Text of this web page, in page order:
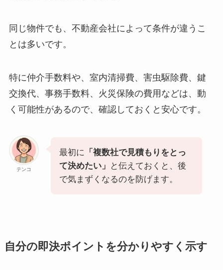
同じ物件でも、不動産会社によって条件が違うこ
とは多いです。
特に仲介手数料や、室内清掃費、害虫駆除費、鍵
交換代、事務手数料、火災保険の費用などは、動
く可能性があるので、確認しておくと安心です。
テンコ
最初に 「複数社で見積もりをとっ
て決めたい」
と伝えておくと、後
で気まずくなるのを防げます。
自分の即決ポイントを分かりやすく示す